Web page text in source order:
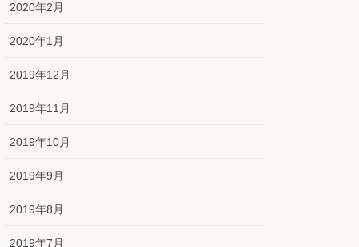
2020年2月
2020年1月
2019年12月
2019年11月
2019年10月
2019年9月
2019年8月
2019年7月